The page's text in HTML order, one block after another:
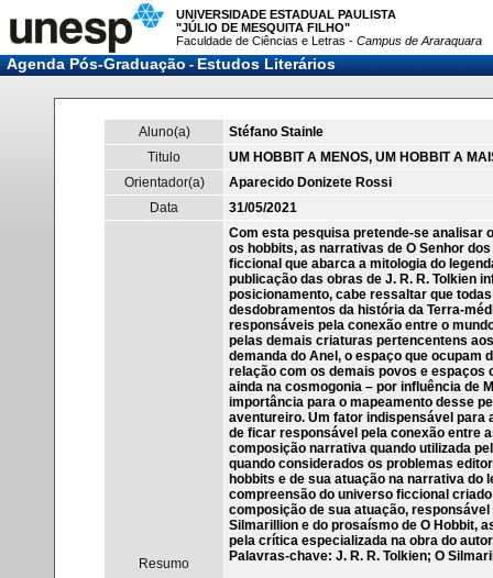
UNIVERSIDADE ESTADUAL PAULISTA
"JÚLIO DE MESQUITA FILHO"
Faculdade de Ciências e Letras - Campus de Araraquara
Agenda Pós-Graduação-Estudos Literários
Aluno(a)
Stéfano Stainle
Titulo
UM HOBBIT A MENOS, UM HOBBIT A
Orientador(a)
Aparecido Donizete Rossi
Data
31/05/2021
Resumo
Com esta pesquisa pretende-se analisar
os hobbits, as narrativas de O Senhor
ficcional que abarca a mitologia do
publicação das obras de J. R. R. Tolkien
posicionamento, cabe ressaltar que
desdobramentos da história da Terra-
responsáveis pela conexão entre o
pelas demais criaturas pertencentens
demanda do Anel, o espaço que ocupam
relação com os demais povos e espaços
ainda na cosmogonia – por influência de
importância para o mapeamento desse
aventureiro. Um fator indispensável para
de ficar responsável pela conexão entre
composição narrativa quando utilizada
quando considerados os problemas
hobbits e de sua atuação na narrativa
compreensão do universo ficcional
composição de sua atuação,
Silmarillion e do prosaísmo de O Hobbit,
pela crítica especializada na obra do
Palavras-chave: J. R. R. Tolkien; O